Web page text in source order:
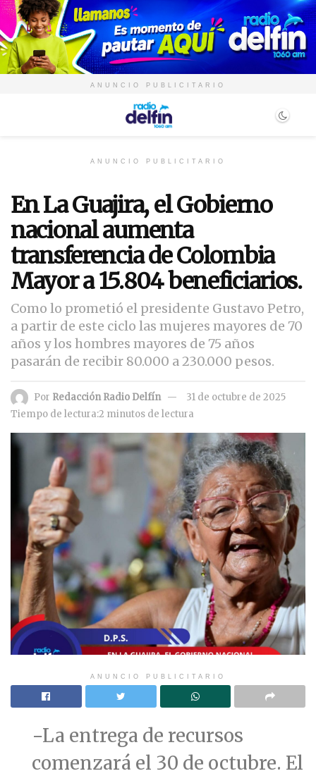
ANUNCIO PUBLICITARIO
ANUNCIO PUBLICITARIO
En La Guajira, el Gobierno
nacional aumenta
transferencia de Colombia
Mayor a 15.804 beneficiarios.
Como lo prometió el presidente Gustavo Petro,
a partir de este ciclo las mujeres mayores de 70
años y los hombres mayores de 75 años
pasarán de recibir 80.000 a 230.000 pesos.
Por Redacción Radio Delfín
31 de octubre de 2025
Tiempo de lectura:2 minutos de lectura
ANUNCIO PUBLICITARIO
−La entrega de recursos
comenzará el 30 de octubre. El